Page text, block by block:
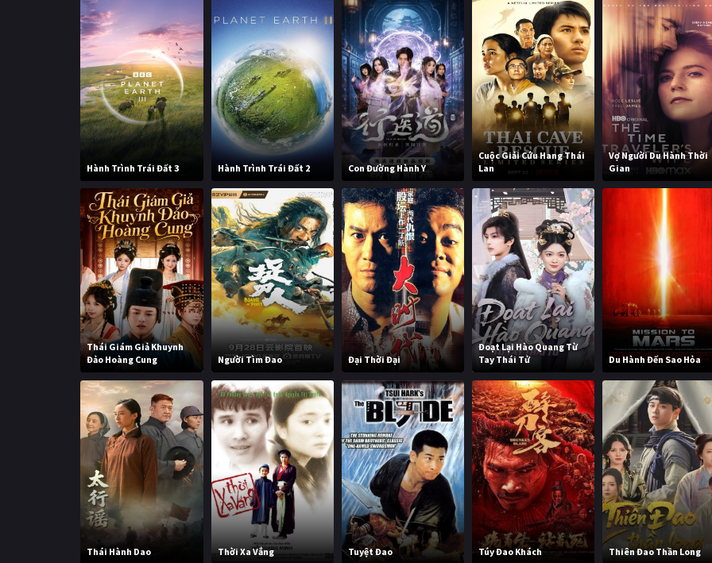
Hành Trình Trái Đất 3 Hành Trình Trái Đất 2 Con Đường Hành Y
Cuộc Giải Cứu Hang Thái
Lan
Vợ Người Du Hành Thời
Gian
Thái Giám Giả Khuynh
Đảo Hoàng Cung
Người Tìm Đao Đại Thời Đại
Đoạt Lại Hào Quang Từ
Tay Thái Tử
Du Hành Đến Sao Hỏa
Thái Hành Dao Thời Xa Vắng Tuyệt Đao Túy Đao Khách Thiên Đao Thần Long